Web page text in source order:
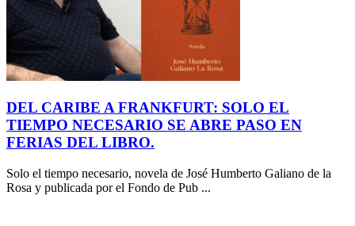
DEL CARIBE A FRANKFURT: SOLO EL
TIEMPO NECESARIO SE ABRE PASO EN
FERIAS DEL LIBRO.
Solo el tiempo necesario, novela de José Humberto Galiano de la
Rosa y publicada por el Fondo de Pub ...